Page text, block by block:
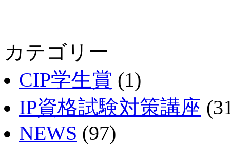
カテゴリー
CIP学生賞 (1)
IP資格試験対策講座
NEWS (97)